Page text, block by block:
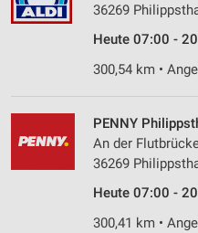
36269
Heute 07:00 -
300,54 km •
PENNY
An der
36269
Heute 07:00 -
300,41 km •